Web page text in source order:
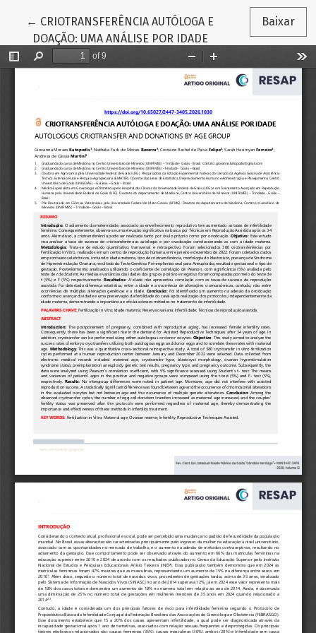
← Voltar aos Detalhes do Artigo
CRIOTRANSFERÊNCIA AUTÓLOGA E
DOAÇÃO: UMA ANÁLISE POR IDADE
Baixar